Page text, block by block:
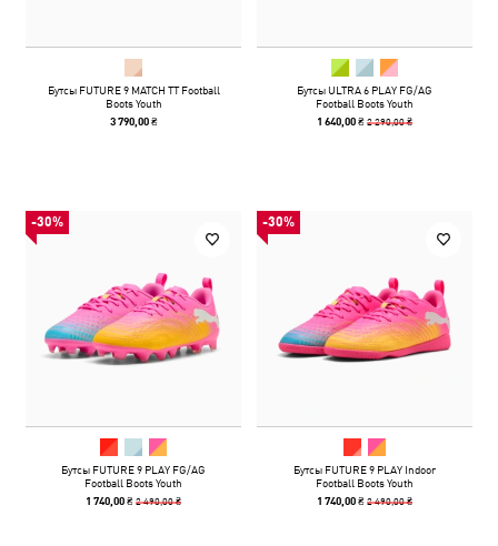
Бутсы FUTURE 9 MATCH TT Football
Boots Youth
3 790,00 ₴
Бутсы ULTRA 6 PLAY FG/AG
Football Boots Youth
1 640,00 ₴2 290,00 ₴
-30%
Бутсы FUTURE 9 PLAY FG/AG
Football Boots Youth
1 740,00 ₴2 490,00 ₴
-30%
Бутсы FUTURE 9 PLAY Indoor
Football Boots Youth
1 740,00 ₴2 490,00 ₴